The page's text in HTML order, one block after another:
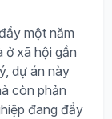
một năm
ở xã hội gần
dự án này
còn phản
đang đẩy